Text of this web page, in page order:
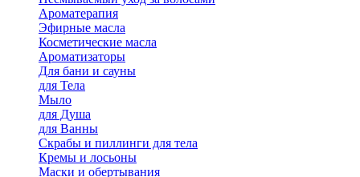
Ароматерапия
Эфирные масла
Косметические масла
Ароматизаторы
Для бани и сауны
для Тела
Мыло
для Душа
для Ванны
Скрабы и пиллинги для тела
Кремы и лосьоны
Маски и обертывания